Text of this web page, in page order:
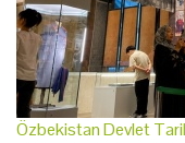
Özbekistan Devlet